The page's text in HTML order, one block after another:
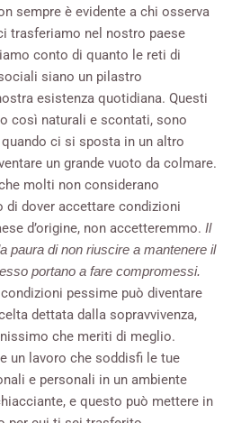
sempre è evidente a chi osserva
trasferiamo nel nostro paese
conto di quanto le reti di
siano un pilastro
esistenza quotidiana. Questi
così naturali e scontati, sono
ci si sposta in un altro
un grande vuoto da colmare.
molti non considerano
di dover accettare condizioni
d’origine, non accetteremmo.Il
paura di non riuscire a mantenere il
portano a fare compromessi.
pessime può diventare
dettata dalla sopravvivenza,
che meriti di meglio.
un lavoro che soddisfi le tue
e personali in un ambiente
e questo può mettere in